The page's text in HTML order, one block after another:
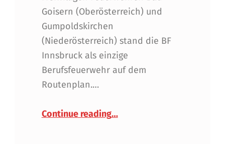
Goisern (Oberösterreich) und
Gumpoldskirchen
(Niederösterreich) stand die BF
Innsbruck als einzige
Berufsfeuerwehr auf dem
Routenplan.…
Continue reading…